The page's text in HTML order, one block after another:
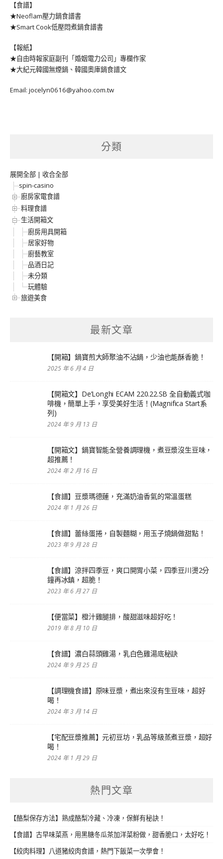
【食譜】
★Neoflam壓力鍋食譜書
★Smart Cook低壓悶煮鍋食譜書
【報紙】
★自由時報家庭副刊「婚姻電力公司」專欄作家
★大紀元韓國無煙鍋、韓國奧庫鍋食譜文
Email: jocelyn0616@yahoo.com.tw
分類
展開全部 | 收合全部
spin-casino
廚房家電食譜
料理食譜
生活開箱文
廚房用具開箱
居家好物
廚藝教室
品酒日記
未分類
玩體驗
旅遊美食
最新文章
【開箱】鍋寶煎大師聚油不沾鍋，少油也能酥香脆！
2025 年 6 月 4 日
【開箱文】De’Longhi ECAM 220.22.SB 全自動義式咖
啡機，簡單上手，享受美好生活！(Magnifica Start系
列)
2024 年 9 月 13 日
【開箱文】鍋寶智能全營養調理機，煮豆漿沒生豆味，
超推薦！
2024 年 2 月 16 日
【食譜】豆漿瑪德蓮，充滿奶油香氣的常溫蛋糕
2024 年 1 月 26 日
【食譜】蕾絲蛋捲，自製麵糊，用玉子燒鍋做甜點！
2023 年 9 月 28 日
【食譜】涼拌四季豆，爽口開胃小菜，四季豆川燙2分
鐘再冰鎮，超脆！
2023 年 6 月 27 日
【便當菜】橙汁雞腿排，酸甜滋味超好吃！
2019 年 8 月 10 日
【食譜】濃白蒜頭雞湯，乳白色雞湯底秘訣
2024 年 9 月 25 日
【調理機食譜】原味豆漿，煮出來沒有生豆味，超好
喝！
2024 年 3 月 14 日
【宅配豆漿推薦】元初豆坊，乳品等級蒸煮豆漿，超好
喝！
2024 年 1 月 29 日
熱門文章
【酪梨保存方法】熟成酪梨冷藏、冷凍，保鮮有秘訣！
【食譜】古早味菜燕，用黑糖冬瓜茶加洋菜粉做，甜香脆口，太好吃！
【絞肉料理】八道豬絞肉食譜，熱門下飯菜一次學會！